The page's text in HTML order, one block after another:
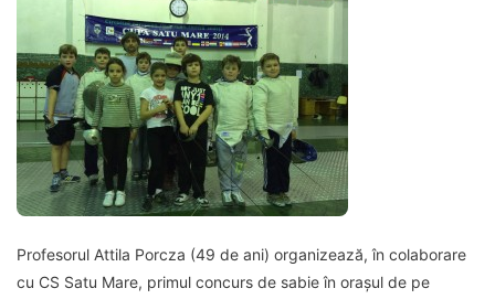
Profesorul Attila Porcza (49 de ani) organizează, în colaborare
cu CS Satu Mare, primul concurs de sabie în orașul de pe